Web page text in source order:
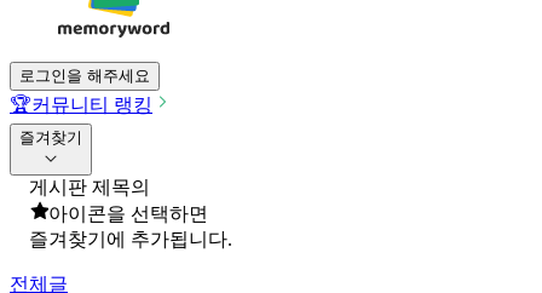
로그인을 해주세요
🏆커뮤니티 랭킹
즐겨찾기
게시판 제목의
아이콘을 선택하면
즐겨찾기에 추가됩니다.
전체글